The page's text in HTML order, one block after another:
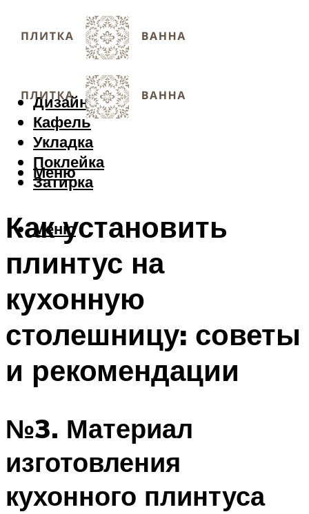
Дизайн
Кафель
Укладка
Поклейка
Затирка
Меню
Меню
Как установить
плинтус на
кухонную
столешницу: советы
и рекомендации
№3. Материал
изготовления
кухонного плинтуса